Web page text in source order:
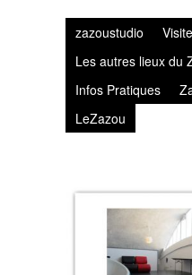
zazoustudio
Les autres lieux du
Infos Pratiques
LeZazou